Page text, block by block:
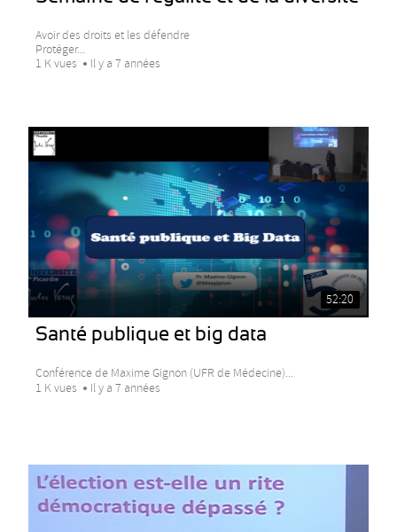
Avoir des droits et les défendre
Protéger...
1 K vues
Il y a 7 années
52:20
Santé publique et big data
Conférence de Maxime Gignon (UFR de Médecine)...
1 K vues
Il y a 7 années